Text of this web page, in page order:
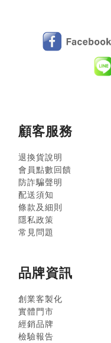
顧客服務
退換貨說明
會員點數回饋
防詐騙聲明
配送須知
條款及細則
隱私政策
常見問題
品牌資訊
創業客製化
實體門市
經銷品牌
檢驗報告